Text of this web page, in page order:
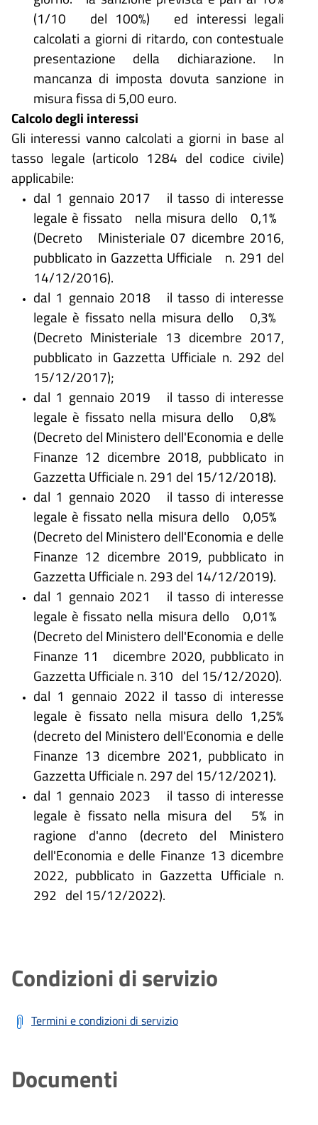
(1/10 del 100%) ed interessi legali
calcolati a giorni di ritardo, con contestuale
presentazione della dichiarazione. In
mancanza di imposta dovuta sanzione in
misura fissa di 5,00 euro.
Calcolo degli interessi
Gli interessi vanno calcolati a giorni in base al
tasso legale (articolo 1284 del codice civile)
applicabile:
dal 1 gennaio 2017 il tasso di interesse
legale è fissato nella misura dello 0,1%
(Decreto Ministeriale 07 dicembre 2016,
pubblicato in Gazzetta Ufficiale n. 291 del
14/12/2016).
dal 1 gennaio 2018 il tasso di interesse
legale è fissato nella misura dello 0,3%
(Decreto Ministeriale 13 dicembre 2017,
pubblicato in Gazzetta Ufficiale n. 292 del
15/12/2017);
dal 1 gennaio 2019 il tasso di interesse
legale è fissato nella misura dello 0,8%
(Decreto del Ministero dell'Economia e delle
Finanze 12 dicembre 2018, pubblicato in
Gazzetta Ufficiale n. 291 del 15/12/2018).
dal 1 gennaio 2020 il tasso di interesse
legale è fissato nella misura dello 0,05%
(Decreto del Ministero dell'Economia e delle
Finanze 12 dicembre 2019, pubblicato in
Gazzetta Ufficiale n. 293 del 14/12/2019).
dal 1 gennaio 2021 il tasso di interesse
legale è fissato nella misura dello 0,01%
(Decreto del Ministero dell'Economia e delle
Finanze 11 dicembre 2020, pubblicato in
Gazzetta Ufficiale n. 310 del 15/12/2020).
dal 1 gennaio 2022 il tasso di interesse
legale è fissato nella misura dello 1,25%
(decreto del Ministero dell'Economia e delle
Finanze 13 dicembre 2021, pubblicato in
Gazzetta Ufficiale n. 297 del 15/12/2021).
dal 1 gennaio 2023 il tasso di interesse
legale è fissato nella misura del 5% in
ragione d'anno (decreto del Ministero
dell'Economia e delle Finanze 13 dicembre
2022, pubblicato in Gazzetta Ufficiale n.
292 del 15/12/2022).
Condizioni di servizio
Termini e condizioni di servizio
Documenti